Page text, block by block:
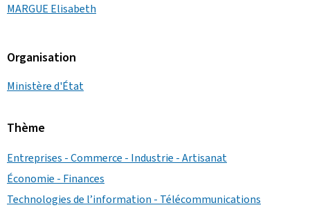
MARGUE Elisabeth
Organisation
Ministère d'État
Thème
Entreprises - Commerce - Industrie - Artisanat
Économie - Finances
Technologies de l’information - Télécommunications